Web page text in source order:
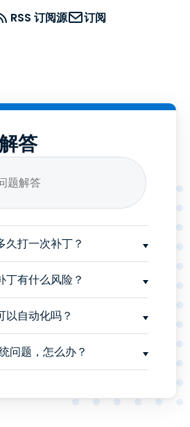
RSS 订阅源 订阅
答
久打一次补丁？
丁有什么风险？
以自动化吗？
问题，怎么办？